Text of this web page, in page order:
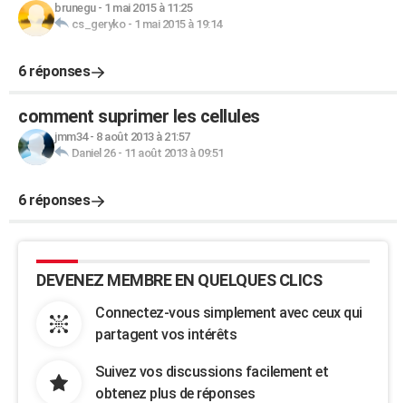
brunegu- 1 mai 2015 à 11:25
cs_geryko- 1 mai 2015 à 19:14
6 réponses
comment suprimer les cellules
jmm34- 8 août 2013 à 21:57
Daniel 26- 11 août 2013 à 09:51
6 réponses
DEVENEZ MEMBRE EN QUELQUES CLICS
Connectez-vous simplement avec ceux qui
partagent vos intérêts
Suivez vos discussions facilement et
obtenez plus de réponses